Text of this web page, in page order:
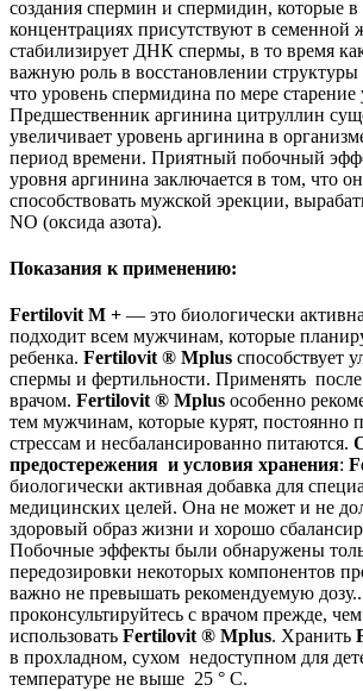
создания спермин и спермидин, которые
концентрациях присутствуют в семенной
стабилизирует ДНК спермы, в то время
важную роль в восстановлении структуры
что уровень спермидина по мере старение
Предшественник аргинина цитруллин
увеличивает уровень аргинина в
период времени. Приятный побочный
уровня аргинина заключается в том, что
способствовать мужской эрекции,
NO (оксида азота).
Показания к применению:
Fertilovit M + — это биологически
подходит всем мужчинам, которые
ребенка. Fertilovit® Mplus способствует
спермы и фертильности. Применять после
врачом. Fertilovit® Mplus особенно
тем мужчинам, которые курят, постоянно
стрессам и несбалансированно питаются.
предостережения и условия хранения:
биологически активная добавка для
медицинских целей. Она не может и не
здоровый образ жизни и хорошо
Побочные эффекты были обнаружены
передозировки некоторых компонентов
важно не превышать рекомендуемую
проконсультируйтесь с врачом прежде, чем
использовать Fertilovit® Mplus. Хранить
в прохладном, сухом недоступном для
температуре не выше 25 ° С.